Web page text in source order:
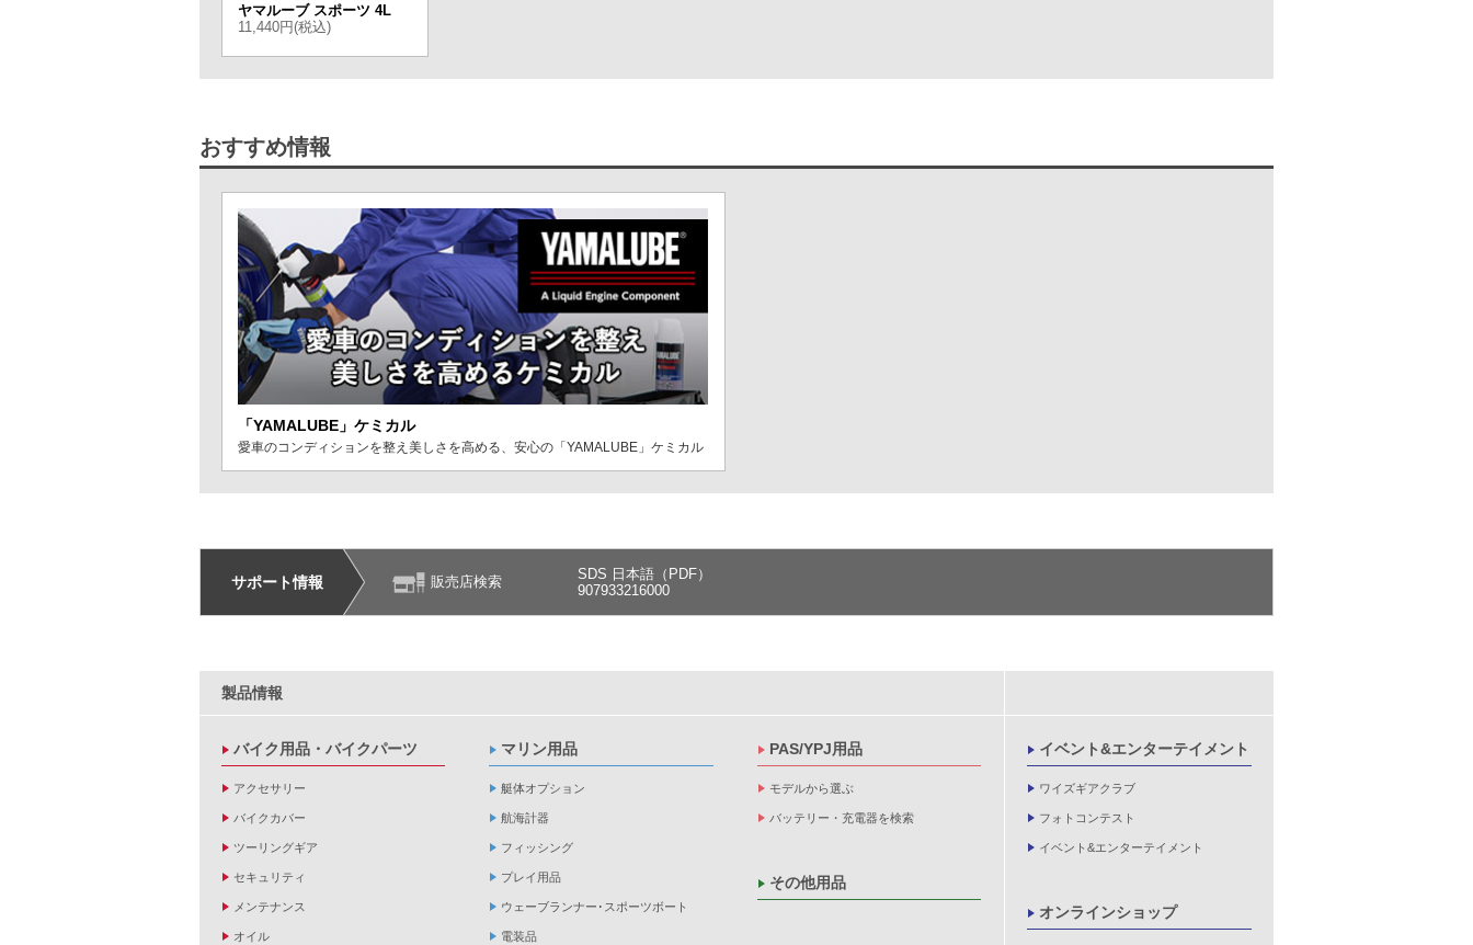
ヤマルーブ スポーツ 4L
11,440円(税込)
おすすめ情報
「YAMALUBE」ケミカル
愛車のコンディションを整え美しさを高める、安心の「YAMALUBE」ケミカル
サポート情報 販売店検索
SDS 日本語（PDF）
907933216000
製品情報
バイク用品・バイクパーツ
アクセサリー
バイクカバー
ツーリングギア
セキュリティ
メンテナンス
オイル
マリン用品
艇体オプション
航海計器
フィッシング
プレイ用品
ウェーブランナー･スポーツボート
電装品
PAS/YPJ用品
モデルから選ぶ
バッテリー・充電器を検索
その他用品
イベント&エンターテイメント
ワイズギアクラブ
フォトコンテスト
イベント&エンターテイメント
オンラインショップ